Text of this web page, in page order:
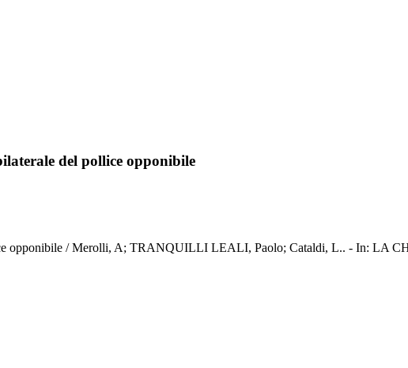
del pollice opponibile
opponibile / Merolli, A; TRANQUILLI LEALI, Paolo; Cataldi, L.. - In: